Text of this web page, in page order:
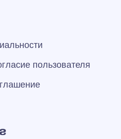
пользователя